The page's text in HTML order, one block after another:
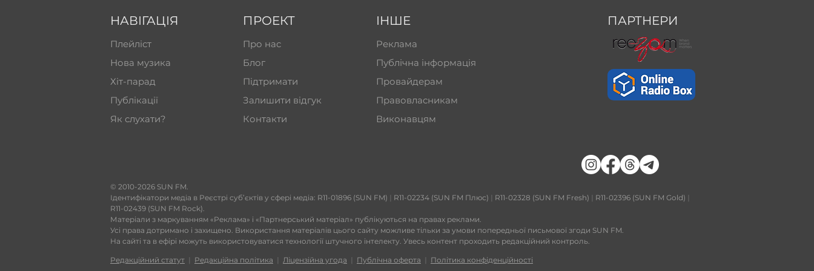
НАВІГАЦІЯ
Плейліст
Нова музика
Хіт-парад
Публікації
Як слухати?
ПРОЕКТ
Про нас
Блог
Підтримати
Залишити відгук
Контакти
ІНШЕ
Реклама
Публічна інформація
Провайдерам
Правовласникам
Виконавцям
ПАРТНЕРИ
​© 2010-2026 SUN FM.
Ідентифікатори медіа в Реєстрі суб’єктів у сфері медіа: R11-01896 (SUN FM) | R11-02234 (SUN FM Плюс) | R11-02328 (SUN FM Fresh) | R11-02396 (SUN FM Gold) |
R11-02439 (SUN FM Rock).
Матеріали з маркуванням «Реклама» і «Партнерський матеріал» публікуються на правах реклами.
Усі права дотримано і захищено. Використання матеріалів цього сайту можливе тільки за умови попередньої письмової згоди SUN FM.
На сайті та в ефірі можуть використовуватися технології штучного інтелекту. Увесь контент проходить редакційний контроль.
Редакційний статут | Редакційна політика | Ліцензійна угода | Публічна оферта | Політика конфіденційності